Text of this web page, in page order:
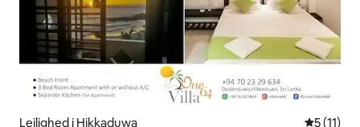
Lejlighed i Hikkaduwa 5 ud af 5
5 (11)